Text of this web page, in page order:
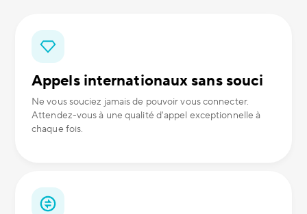
Appels internationaux sans souci
Ne vous souciez jamais de pouvoir vous connecter.
Attendez-vous à une qualité d'appel exceptionnelle à
chaque fois.